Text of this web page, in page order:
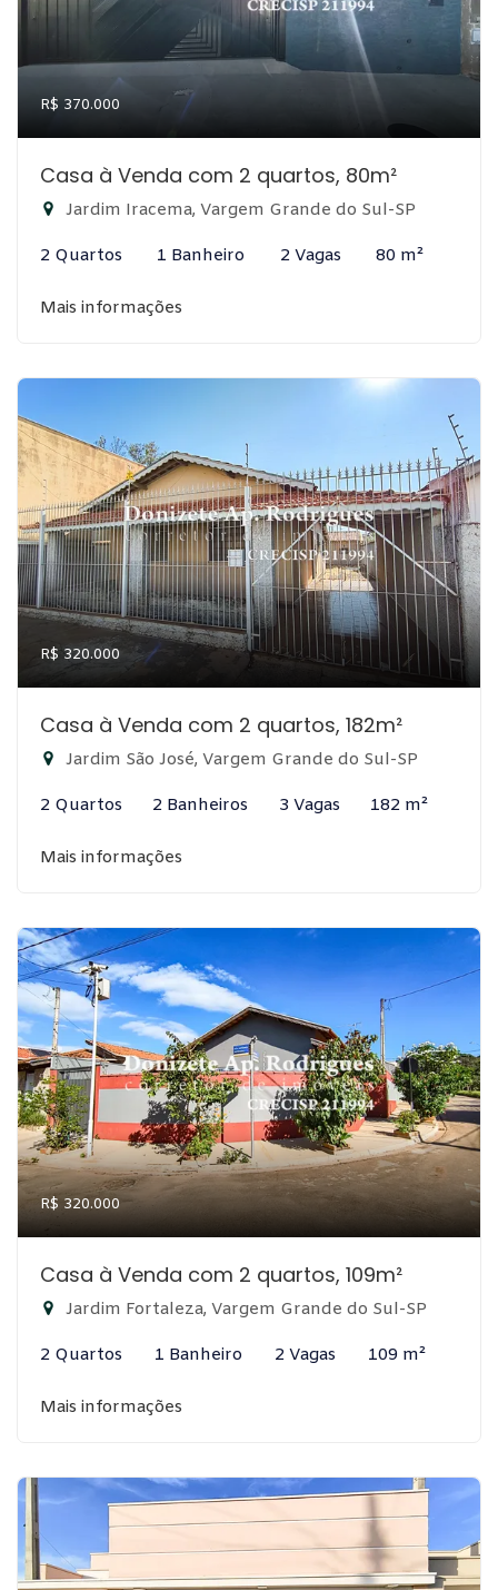
R$ 370.000
Casa à Venda com 2 quartos, 80m²
Jardim Iracema, Vargem Grande do Sul-SP
2 Quartos 1 Banheiro 2 Vagas 80 m²
Mais informações
R$ 320.000
Casa à Venda com 2 quartos, 182m²
Jardim São José, Vargem Grande do Sul-SP
2 Quartos 2 Banheiros 3 Vagas 182 m²
Mais informações
R$ 320.000
Casa à Venda com 2 quartos, 109m²
Jardim Fortaleza, Vargem Grande do Sul-SP
2 Quartos 1 Banheiro 2 Vagas 109 m²
Mais informações